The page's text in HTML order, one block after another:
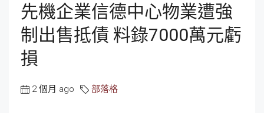
先機企業信德中心物業遭強
制出售抵債 料錄7000萬元虧
損
2 個月 ago 部落格